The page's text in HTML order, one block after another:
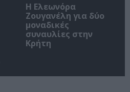
Η Ελεωνόρα
Ζουγανέλη για δύο
μοναδικές
συναυλίες στην
Κρήτη